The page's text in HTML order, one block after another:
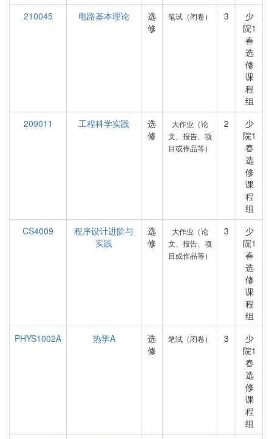
210045
电路基本理论
选
修
笔试（闭卷） 3
少
院1
春
选
修
课
程
组
209011
工程科学实践
选
修
大作业（论
文、报告、项
目或作品等）
2
少
院1
春
选
修
课
程
组
CS4009
程序设计进阶与
实践
选
修
大作业（论
文、报告、项
目或作品等）
3
少
院1
春
选
修
课
程
组
PHYS1002A
热学A
选
修
笔试（闭卷） 3
少
院1
春
选
修
课
程
组